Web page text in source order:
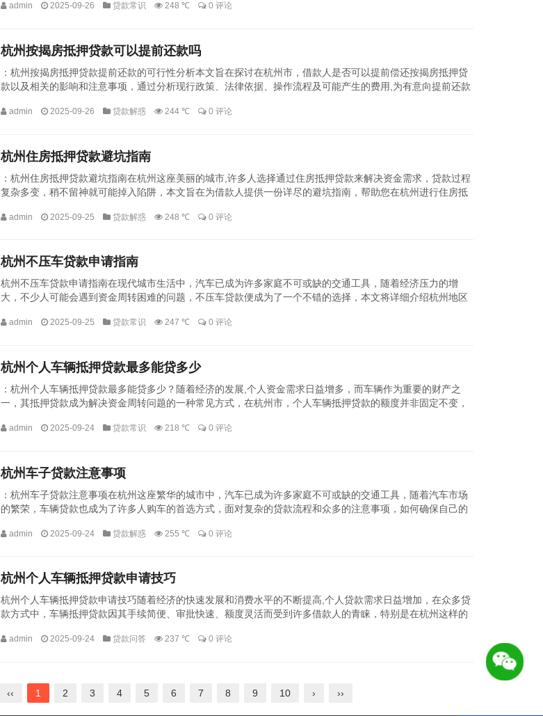
admin 2025-09-26 贷款常识 248 ℃ 0 评论
杭州按揭房抵押贷款可以提前还款吗
：杭州按揭房抵押贷款提前还款的可行性分析本文旨在探讨在杭州市，借款人是否可以提前偿还按揭房抵押贷
款以及相关的影响和注意事项，通过分析现行政策、法律依据、操作流程及可能产生的费用,为有意向提前还款
admin 2025-09-26 贷款解惑 244 ℃ 0 评论
杭州住房抵押贷款避坑指南
：杭州住房抵押贷款避坑指南在杭州这座美丽的城市,许多人选择通过住房抵押贷款来解决资金需求，贷款过程
复杂多变，稍不留神就可能掉入陷阱，本文旨在为借款人提供一份详尽的避坑指南，帮助您在杭州进行住房抵
admin 2025-09-25 贷款解惑 248 ℃ 0 评论
杭州不压车贷款申请指南
杭州不压车贷款申请指南在现代城市生活中，汽车已成为许多家庭不可或缺的交通工具，随着经济压力的增
大，不少人可能会遇到资金周转困难的问题，不压车贷款便成为了一个不错的选择，本文将详细介绍杭州地区
admin 2025-09-25 贷款常识 247 ℃ 0 评论
杭州个人车辆抵押贷款最多能贷多少
：杭州个人车辆抵押贷款最多能贷多少？随着经济的发展,个人资金需求日益增多，而车辆作为重要的财产之
一，其抵押贷款成为解决资金周转问题的一种常见方式，在杭州市，个人车辆抵押贷款的额度并非固定不变，
admin 2025-09-24 贷款常识 218 ℃ 0 评论
杭州车子贷款注意事项
：杭州车子贷款注意事项在杭州这座繁华的城市中，汽车已成为许多家庭不可或缺的交通工具，随着汽车市场
的繁荣，车辆贷款也成为了许多人购车的首选方式，面对复杂的贷款流程和众多的注意事项，如何确保自己的
admin 2025-09-24 贷款解惑 255 ℃ 0 评论
杭州个人车辆抵押贷款申请技巧
杭州个人车辆抵押贷款申请技巧随着经济的快速发展和消费水平的不断提高,个人贷款需求日益增加，在众多贷
款方式中，车辆抵押贷款因其手续简便、审批快速、额度灵活而受到许多借款人的青睐，特别是在杭州这样的
admin 2025-09-24 贷款问答 237 ℃ 0 评论 查看详细
‹‹ 1 2 3 4 5 6 7 8 9 10 › ››